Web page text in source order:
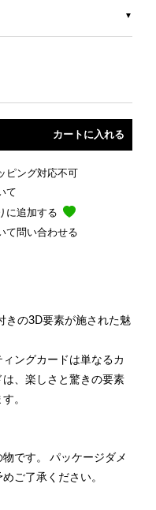
ピング対応不可
て
に追加する
て問い合わせる
きの3D要素が施された魅
ングカードは単なるカ
、楽しさと驚きの要素
。
です。 パッケージダメ
ご了承ください。